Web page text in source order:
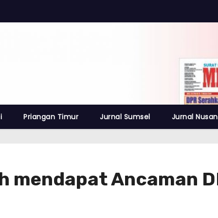
Priangan Timur Jurnal Sumsel Jurnal
mendapat Ancaman